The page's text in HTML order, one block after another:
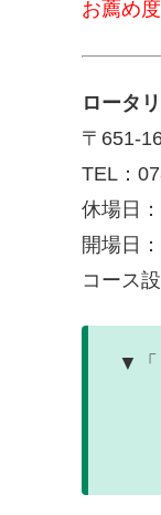
お薦
ロータ
〒651-
TEL：
休場日
開場日
コース
▼「